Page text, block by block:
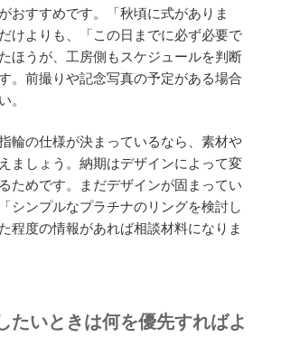
おすすめです。「秋頃に式がありま
けよりも、「この日までに必ず必要で
ほうが、工房側もスケジュールを判断
。前撮りや記念写真の予定がある場合
。
輪の仕様が決まっているなら、素材や
ましょう。納期はデザインによって変
ためです。まだデザインが固まってい
シンプルなプラチナのリングを検討し
程度の情報があれば相談材料になりま
たいときは何を優先すればよ